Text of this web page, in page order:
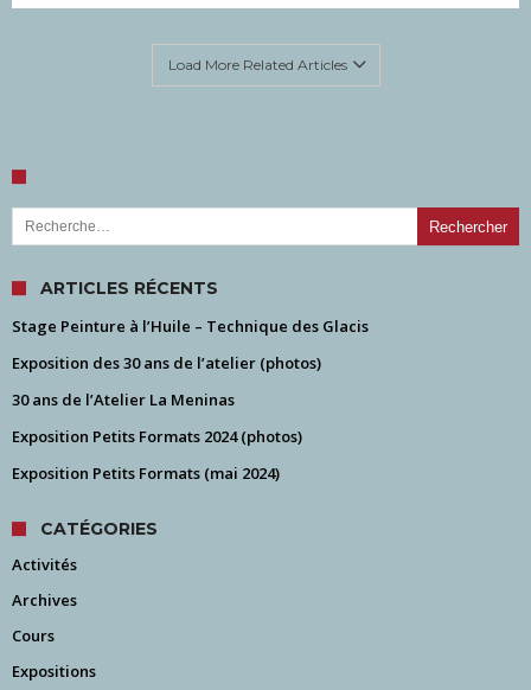
Load More Related Articles
Rechercher :
ARTICLES RÉCENTS
Stage Peinture à l’Huile – Technique des Glacis
Exposition des 30 ans de l’atelier (photos)
30 ans de l’Atelier La Meninas
Exposition Petits Formats 2024 (photos)
Exposition Petits Formats (mai 2024)
CATÉGORIES
Activités
Archives
Cours
Expositions